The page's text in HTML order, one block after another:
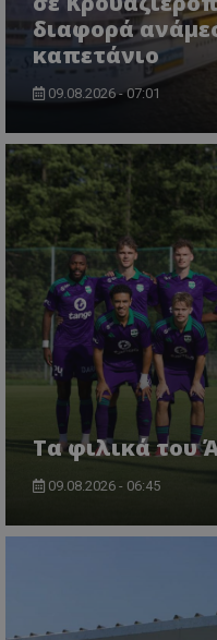
διαφορά
καπετάνιο
09.08.2026 - 07:01
Τα φιλικά του
09.08.2026 - 06:45